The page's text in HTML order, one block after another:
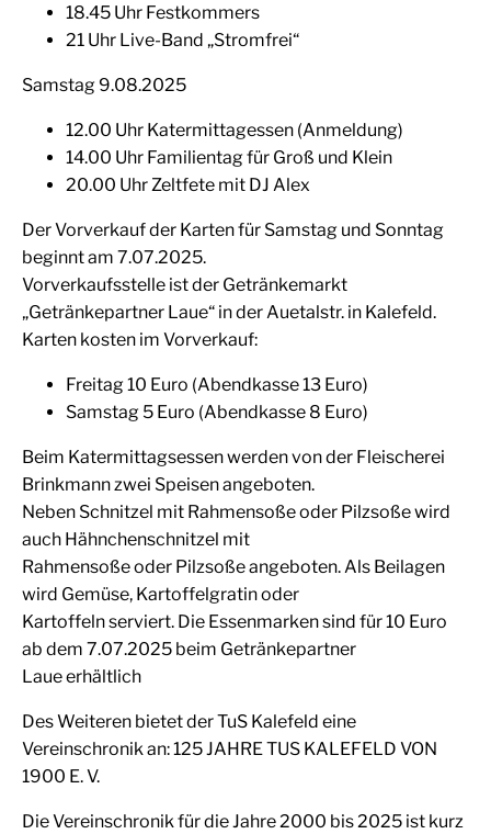
18.45 Uhr Festkommers
21 Uhr Live-Band „Stromfrei“
Samstag 9.08.2025
12.00 Uhr Katermittagessen (Anmeldung)
14.00 Uhr Familientag für Groß und Klein
20.00 Uhr Zeltfete mit DJ Alex
Der Vorverkauf der Karten für Samstag und Sonntag
beginnt am 7.07.2025.
Vorverkaufsstelle ist der Getränkemarkt
„Getränkepartner Laue“ in der Auetalstr. in Kalefeld.
Karten kosten im Vorverkauf:
Freitag 10 Euro (Abendkasse 13 Euro)
Samstag 5 Euro (Abendkasse 8 Euro)
Beim Katermittagsessen werden von der Fleischerei
Brinkmann zwei Speisen angeboten.
Neben Schnitzel mit Rahmensoße oder Pilzsoße wird
auch Hähnchenschnitzel mit
Rahmensoße oder Pilzsoße angeboten. Als Beilagen
wird Gemüse, Kartoffelgratin oder
Kartoffeln serviert. Die Essenmarken sind für 10 Euro
ab dem 7.07.2025 beim Getränkepartner
Laue erhältlich
Des Weiteren bietet der TuS Kalefeld eine
Vereinschronik an: 125 JAHRE TUS KALEFELD VON
1900 E. V.
Die Vereinschronik für die Jahre 2000 bis 2025 ist kurz